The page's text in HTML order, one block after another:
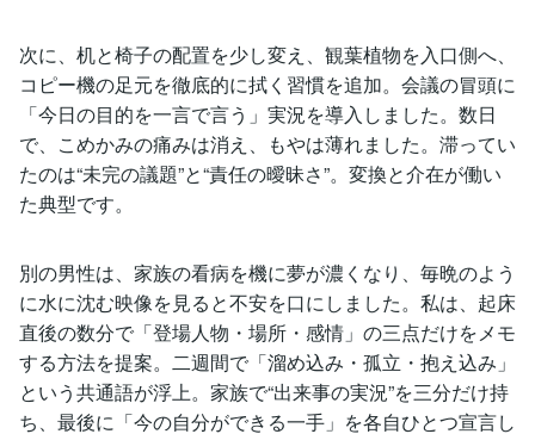
次に、机と椅子の配置を少し変え、観葉植物を入口側へ、
コピー機の足元を徹底的に拭く習慣を追加。会議の冒頭に
「今日の目的を一言で言う」実況を導入しました。数日
で、こめかみの痛みは消え、もやは薄れました。滞ってい
たのは“未完の議題”と“責任の曖昧さ”。変換と介在が働い
た典型です。
別の男性は、家族の看病を機に夢が濃くなり、毎晩のよう
に水に沈む映像を見ると不安を口にしました。私は、起床
直後の数分で「登場人物・場所・感情」の三点だけをメモ
する方法を提案。二週間で「溜め込み・孤立・抱え込み」
という共通語が浮上。家族で“出来事の実況”を三分だけ持
ち、最後に「今の自分ができる一手」を各自ひとつ宣言し